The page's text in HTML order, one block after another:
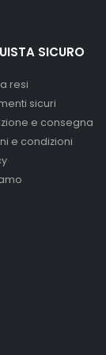
SICURO
resi
sicuri
e consegna
e condizioni